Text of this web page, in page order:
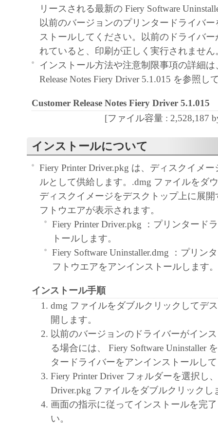
リースされる最新の Fiery Software
以前のバージョンのプリンタードライバ
ストールしてください。以前のドライバ
れていると、印刷が正しく実行されません
インストール方法や注意制限事項の詳細は
Release Notes Fiery Driver 5.1.015 を参照し
Customer Release Notes Fiery Driver 5.1.015
[ファイル容量 : 2,528,187
インストールについて
Fiery Printer Driver.pkg は、ディスクイメ
ルとして供給します。.dmg ファイルをダ
ディスクイメージをデスクトップ上に展
フトウエアが表示されます。
Fiery Printer Driver.pkg ：プリンタード
トールします。
Fiery Software Uninstaller.dmg ：プリン
フトウエアをアンインストールします。
インストール手順
dmg ファイルをダブルクリックしてデ
開します。
以前のバージョンのドライバーがイン
る場合には、 Fiery Software Uninstaller
タードライバーをアンインストールし
Fiery Printer Driver フォルダーを選択し
Driver.pkg ファイルをダブルクリックし
画面の指示に従ってインストールを完
い。